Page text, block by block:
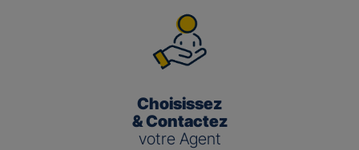
Choisissez
& Contactez
votre Agent